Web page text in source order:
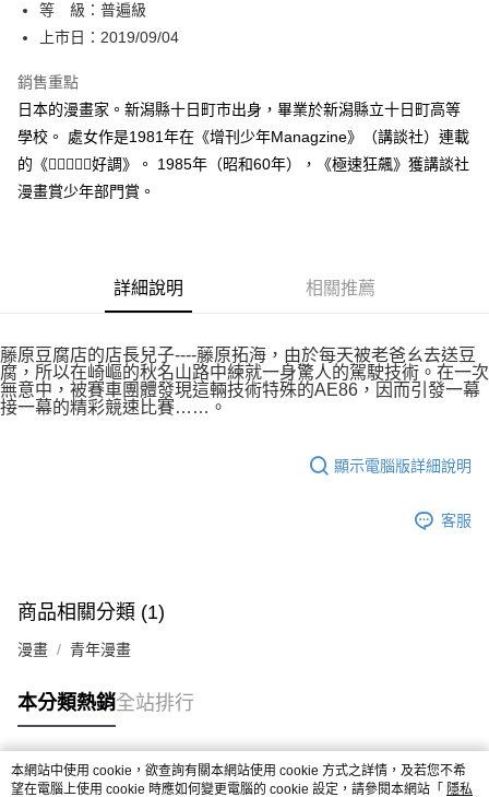
１．於結帳方式選擇「AFTEE先享後付」後，將跳轉至「AFTEE先享後付」
結帳頁面，進行簡訊認證並確認金額後，即可完成結帳。
２．訂單成立數日內，您將收到繳費通知簡訊。
ATM／網路銀行／等多元方式進行付款，方視為交易完成。
※ 請注意：結帳手續完成當下不需立刻繳費，但若您需要取消訂單，請聯絡
購買商品的店家。未經商家同意取消之訂單仍視為有效，需透過AFTEE先享
後付繳納相關費用。
※ 交易是否成功請以「AFTEE先享後付 」之結帳頁面顯示為準，若有關於
是否繳費成功／繳費後需取消欲退款等相關疑問，請聯繫「AFTEE先享後付
易，需依本服務之必要範圍內提供個人資料，並將交易相關給付款項請求債
https://aftee.tw/terms/#terms3
３．未成年的使用者請事先徵得法定代理人或監護人之同意方可使用
「AFTEE先享後付」，若未經同意申辦者引起之損失，本公司不負相關責
任。
付款後全家取貨
每筆NT$80，滿NT$500(含以上)免運費
付款後萊爾富取貨
每筆NT$80，滿NT$500(含以上)免運費
付款後7-11取貨
宅配
每筆NT$100，滿NT$800(含以上)免運費
等 級：普遍級
上市日：2019/09/04
銷售重點
日本的漫畫家。新潟縣十日町市出身，畢業於新潟縣立十日町高等
學校。 處女作是1981年在《增刊少年Managzine》（講談社）連載
的《好調》。 1985年（昭和60年），《極速狂飆》獲講談社
漫畫賞少年部門賞。
詳細說明 相關推薦
藤原豆腐店的店長兒子----藤原拓海，由於每天被老爸ㄠ去送豆
腐，所以在崎嶇的秋名山路中練就一身驚人的駕駛技術。在一次
無意中，被賽車團體發現這輛技術特殊的AE86，因而引發一幕
接一幕的精彩競速比賽……。
顯示電腦版詳細說明
客服
商品相關分類 (1)
漫畫 青年漫畫
本分類熱銷全站排行
熱門標籤
本網站中使用 cookie，欲查詢有關本網站使用 cookie 方式之詳情，及若您不希
望在電腦上使用 cookie 時應如何變更電腦的 cookie 設定，請參閱本網站「 隱私